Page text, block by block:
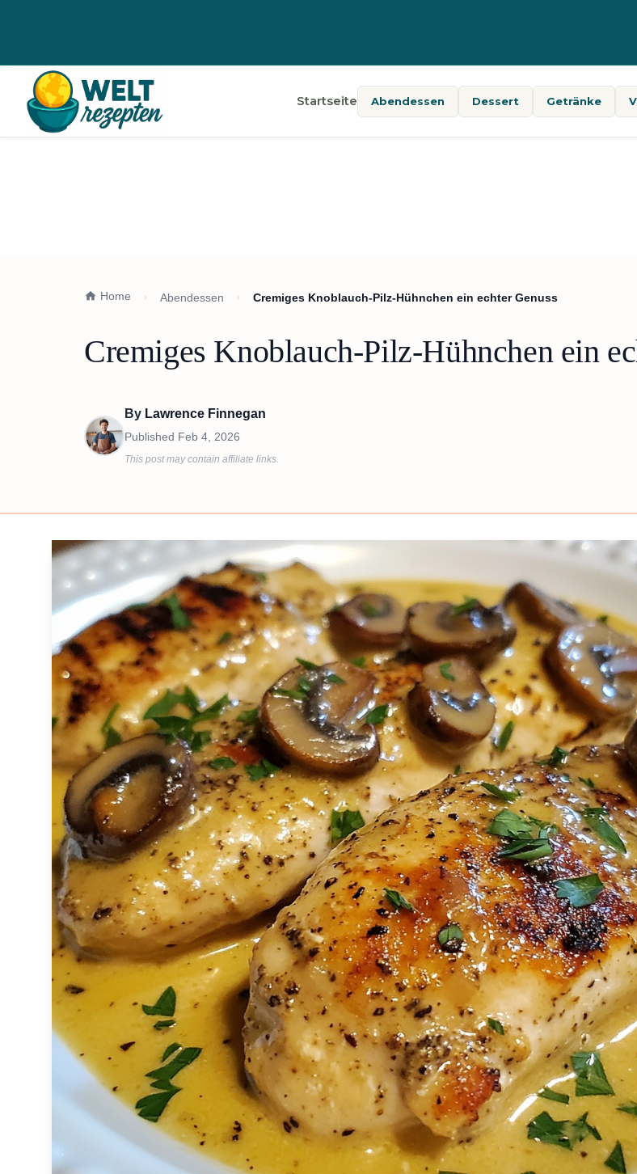
Startseite Abendessen Dessert Getränke
Home Abendessen Cremiges Knoblauch-Pilz-Hühnchen ein echter Genuss
Cremiges Knoblauch-Pilz-Hühnchen ein
By Lawrence Finnegan
Published Feb 4, 2026
This post may contain affiliate links.